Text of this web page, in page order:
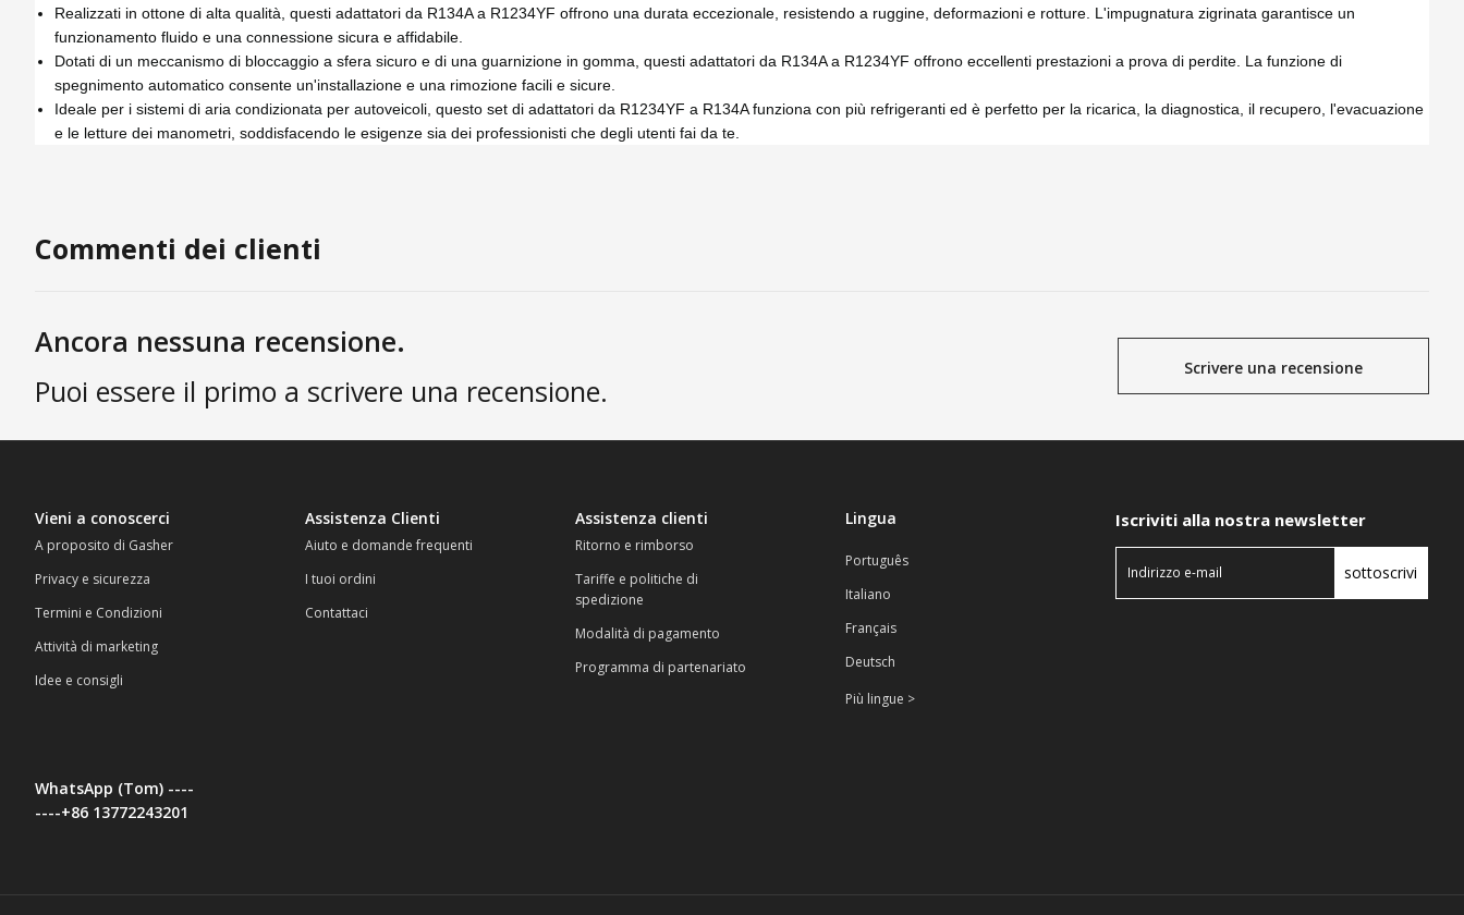
Realizzati in ottone di alta qualità, questi adattatori da R134A a R1234YF offrono una durata eccezionale, resistendo a ruggine, deformazioni e rotture. L'impugnatura zigrinata garantisce un
funzionamento fluido e una connessione sicura e affidabile.
Dotati di un meccanismo di bloccaggio a sfera sicuro e di una guarnizione in gomma, questi adattatori da R134A a R1234YF offrono eccellenti prestazioni a prova di perdite. La funzione di
spegnimento automatico consente un'installazione e una rimozione facili e sicure.
Ideale per i sistemi di aria condizionata per autoveicoli, questo set di adattatori da R1234YF a R134A funziona con più refrigeranti ed è perfetto per la ricarica, la diagnostica, il recupero, l'evacuazione
e le letture dei manometri, soddisfacendo le esigenze sia dei professionisti che degli utenti fai da te.
Commenti dei clienti
Ancora nessuna recensione.
Puoi essere il primo a scrivere una recensione.
Scrivere una recensione
Vieni a conoscerci
A proposito di Gasher
Privacy e sicurezza
Termini e Condizioni
Attività di marketing
Idee e consigli
Assistenza Clienti
Aiuto e domande frequenti
I tuoi ordini
Contattaci
Assistenza clienti
Ritorno e rimborso
Tariffe e politiche di
spedizione
Modalità di pagamento
Programma di partenariato
Lingua
Português
Italiano
Français
Deutsch
Più lingue >
WhatsApp (Tom) ----
----+86 13772243201
Iscriviti alla nostra newsletter
sottoscrivi